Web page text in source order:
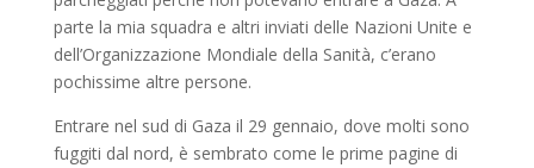
parte la mia squadra e altri inviati delle Nazioni Unite e
dell’Organizzazione Mondiale della Sanità, c’erano
pochissime altre persone.
Entrare nel sud di Gaza il 29 gennaio, dove molti sono
fuggiti dal nord, è sembrato come le prime pagine di